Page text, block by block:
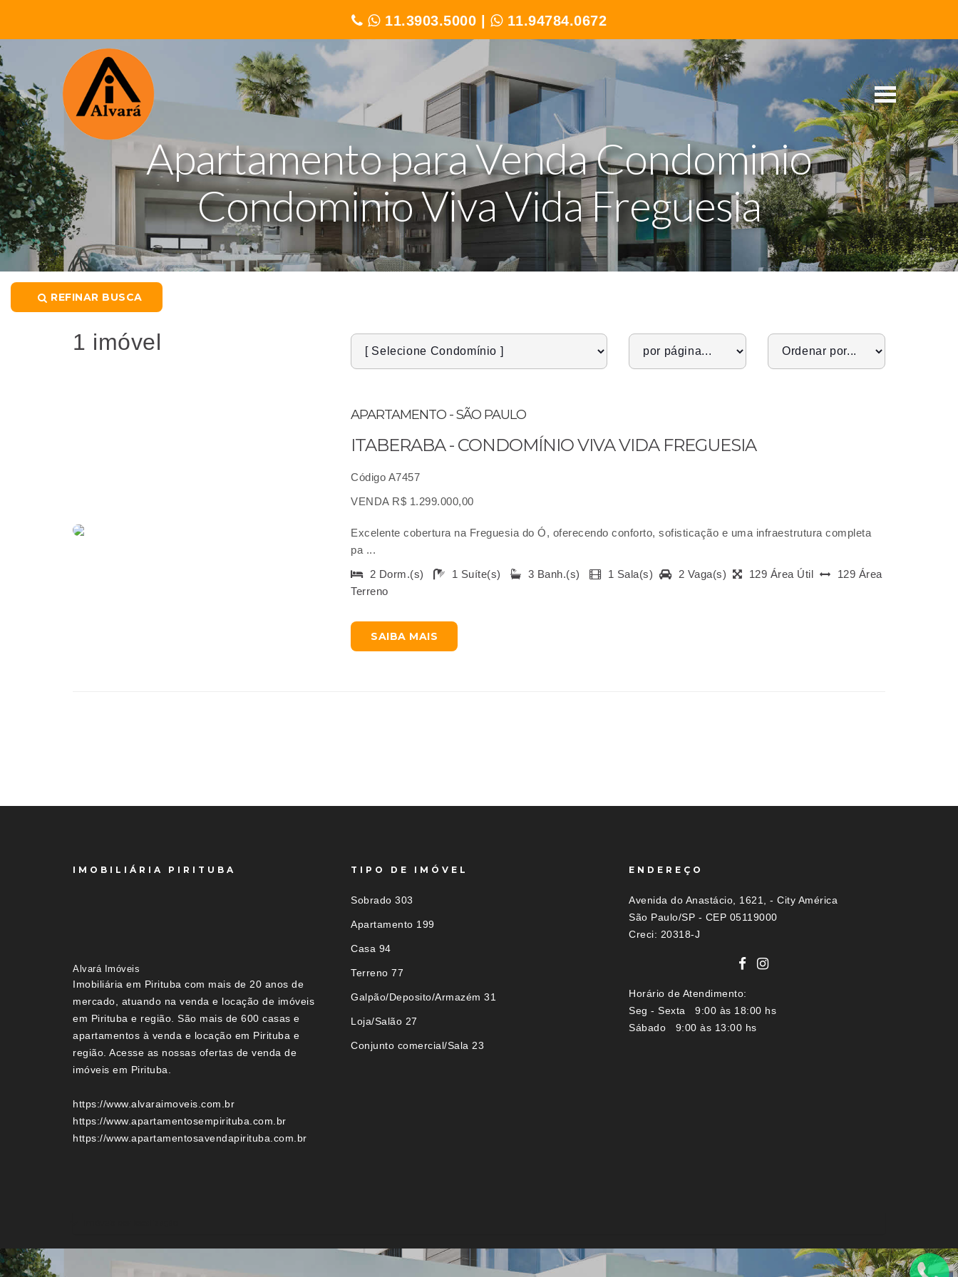
11.3903.5000 11.94784.0672
Apartamento para Venda Condominio
Condominio Viva Vida Freguesia
REFINAR BUSCA
1 imóvel
APARTAMENTO - SÃO PAULO
ITABERABA - CONDOMÍNIO VIVA VIDA FREGUESIA
Código A7457
VENDA R$ 1.299.000,00
Excelente cobertura na Freguesia do Ó, oferecendo conforto, sofisticação e uma infraestrutura completa
pa ...
2 Dorm.(s)
1 Suíte(s) 3 Banh.(s) 1 Sala(s) 2 Vaga(s) 129 Área Útil
129 Área
Terreno
SAIBA MAIS
IMOBILIÁRIA PIRITUBA
Alvará Imóveis
Imobiliária em Pirituba com mais de 20 anos de
mercado, atuando na venda e locação de imóveis
em Pirituba e região. São mais de 600 casas e
apartamentos à venda e locação em Pirituba e
região. Acesse as nossas ofertas de venda de
imóveis em Pirituba.
https://www.alvaraimoveis.com.br
https://www.apartamentosempirituba.com.br
https://www.apartamentosavendapirituba.com.br
TIPO DE IMÓVEL
Sobrado 303
Apartamento 199
Casa 94
Terreno 77
Galpão/Deposito/Armazém 31
Loja/Salão 27
Conjunto comercial/Sala 23
ENDEREÇO
Avenida do Anastácio, 1621, - City América
São Paulo/SP - CEP 05119000
Creci: 20318-J
Horário de Atendimento:
Seg - Sexta 9:00 às 18:00 hs
Sábado 9:00 às 13:00 hs